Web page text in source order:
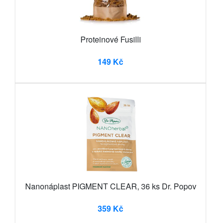
Proteinové Fusilli
149 Kč
Nanonáplast PIGMENT CLEAR, 36 ks Dr. Popov
359 Kč